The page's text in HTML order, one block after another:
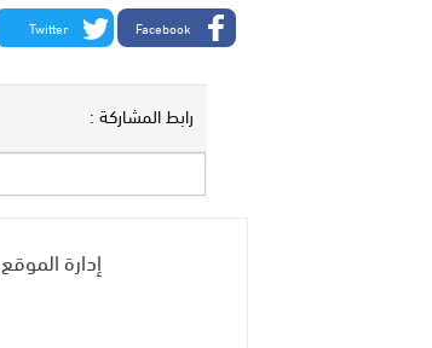
Facebook
Twitter
رابط المشاركة :
إدارة الموقع